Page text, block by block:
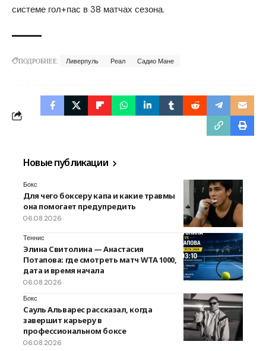
системе гол+пас в 38 матчах сезона.
ПОДРОБНЕЕ: Ливерпуль Реал Садио Мане
Новые публикации
Бокс
Для чего боксеру капа и какие травмы
она помогает предупредить
06.08.2026
Теннис
Элина Свитолина — Анастасия
Потапова: где смотреть матч WTA 1000,
дата и время начала
06.08.2026
Бокс
Сауль Альварес рассказал, когда
завершит карьеру в
профессиональном боксе
06.08.2026